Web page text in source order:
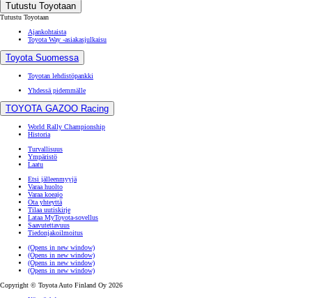
Tutustu Toyotaan
Tutustu Toyotaan
Ajankohtaista
Toyota Way -asiakasjulkaisu
Toyota Suomessa
Toyotan lehdistöpankki
Yhdessä pidemmälle
TOYOTA GAZOO Racing
World Rally Championship
Historia
Turvallisuus
Ympäristö
Laatu
Etsi jälleenmyyjä
Varaa huolto
Varaa koeajo
Ota yhteyttä
Tilaa uutiskirje
Lataa MyToyota-sovellus
Saavutettavuus
Tiedonjakoilmoitus
(Opens in new window)
(Opens in new window)
(Opens in new window)
(Opens in new window)
Copyright © Toyota Auto Finland Oy 2026